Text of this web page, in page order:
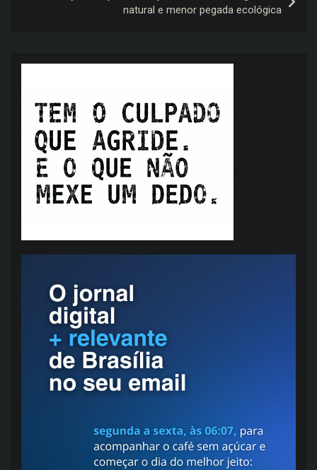
natural e menor pegada ecológica